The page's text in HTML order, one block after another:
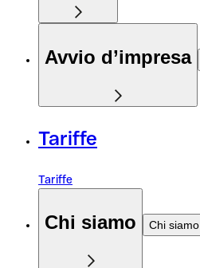
Avvio d’impresa
Tariffe
Tariffe
Chi siamo Chi siamo